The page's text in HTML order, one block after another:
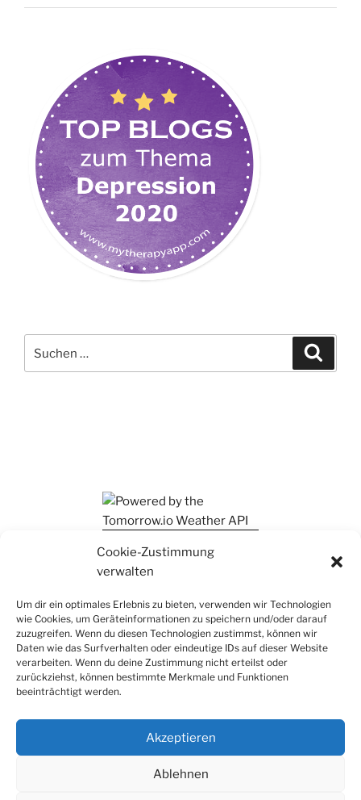
Cookie-Zustimmung
verwalten
Um dir ein optimales Erlebnis zu bieten, verwenden wir Technologien
wie Cookies, um Geräteinformationen zu speichern und/oder darauf
zuzugreifen. Wenn du diesen Technologien zustimmst, können wir
Daten wie das Surfverhalten oder eindeutige IDs auf dieser Website
verarbeiten. Wenn du deine Zustimmung nicht erteilst oder
zurückziehst, können bestimmte Merkmale und Funktionen
beeinträchtigt werden.
Akzeptieren
Ablehnen
nach: